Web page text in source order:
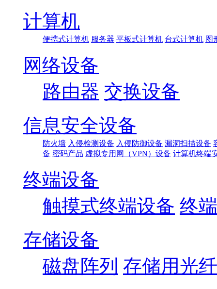
计算机
便携式计算机 服务器 平板式计算机 台式计算机 图
网络设备
路由器 交换设备
信息安全设备
防火墙 入侵检测设备 入侵防御设备 漏洞扫描设备
备 密码产品 虚拟专用网（VPN）设备 计算机终端
终端设备
触摸式终端设备 终
存储设备
磁盘阵列 存储用光